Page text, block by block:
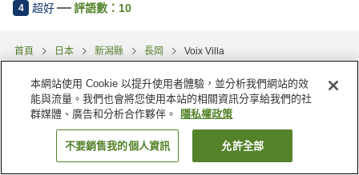
4 超好 評語數： 10
首頁 日本 新潟縣 長岡 Voix Villa
找客房
本網站使用 Cookie 以提升使用者體驗，並分析我們網站的效
能與流量。我們也會將您使用本站的相關資訊分享給我們的社
群媒體、廣告和分析合作夥伴。
隱私權政策
不要銷售我的個人資訊 允許全部